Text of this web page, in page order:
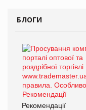
БЛОГИ
Рекомендації